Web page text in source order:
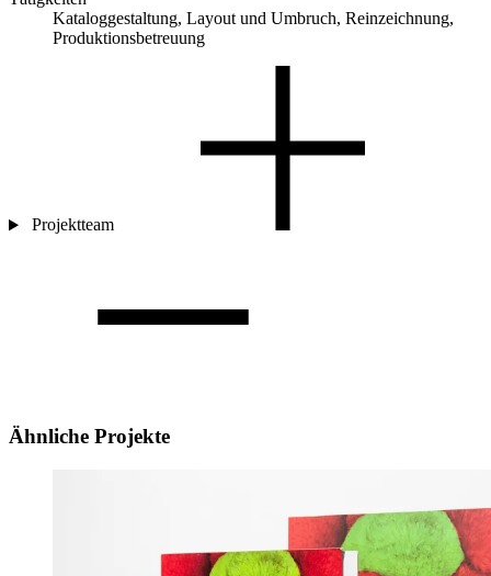
Kataloggestaltung, Layout und Umbruch, Reinzeichnung,
Produktionsbetreuung
Projektteam
Ähnliche Projekte